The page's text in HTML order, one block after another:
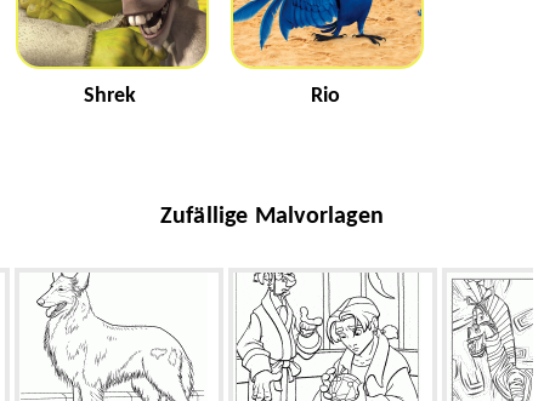
Shrek Rio
Zufällige Malvorlagen